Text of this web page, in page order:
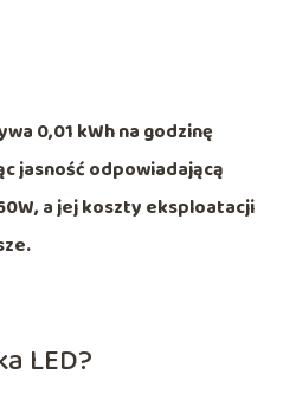
0,01 kWh na godzinę
jasność odpowiadającą
a jej koszty eksploatacji
LED?